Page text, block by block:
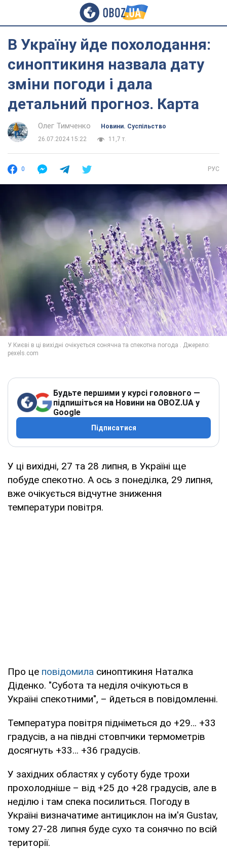
В Україну йде похолодання:
синоптикиня назвала дату
зміни погоди і дала
детальний прогноз. Карта
Олег Тимченко
Новини. Суспільство
26.07.2024 15:22
11,7 т.
0 РУС
Будьте першими у курсі головного —
підпишіться на Новини на OBOZ.UA у
Google
Підписатися
У ці вихідні, 27 та 28 липня, в Україні ще
побуде спекотно. А ось з понеділка, 29 липня,
вже очікується відчутне зниження
температури повітря.
Про це повідомила синоптикиня Наталка
Діденко. "Субота та неділя очікуються в
Україні спекотними", – йдеться в повідомленні.
Температура повітря підніметься до +29… +33
градусів, а на півдні стовпчики термометрів
досягнуть +33… +36 градусів.
У західних областях у суботу буде трохи
прохолодніше – від +25 до +28 градусів, але в
неділю і там спека посилиться. Погоду в
Україні визначатиме антициклон на ім'я Gustav,
тому 27-28 липня буде сухо та сонячно по всій
території.